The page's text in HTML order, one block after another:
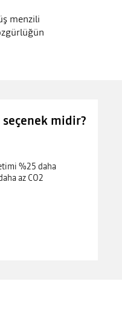
menzili
midir?
%25 daha
az CO2